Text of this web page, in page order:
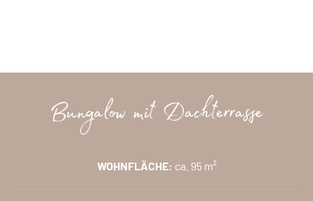
Bungalow mit Dachterrasse
WOHNFLÄCHE: ca. 95 m²